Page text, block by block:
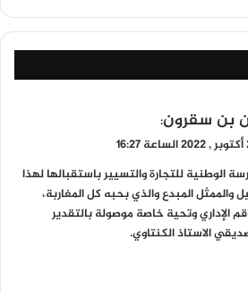
بن سقرون:
الوطنية للتجارة والتسيير باستقبالها لهذا
والممثل المبدع والذي بحبه كل المغاربة،
الإداري وتحية خاصة موصولة بالتقدير
الاستاذ الكنتاوي.